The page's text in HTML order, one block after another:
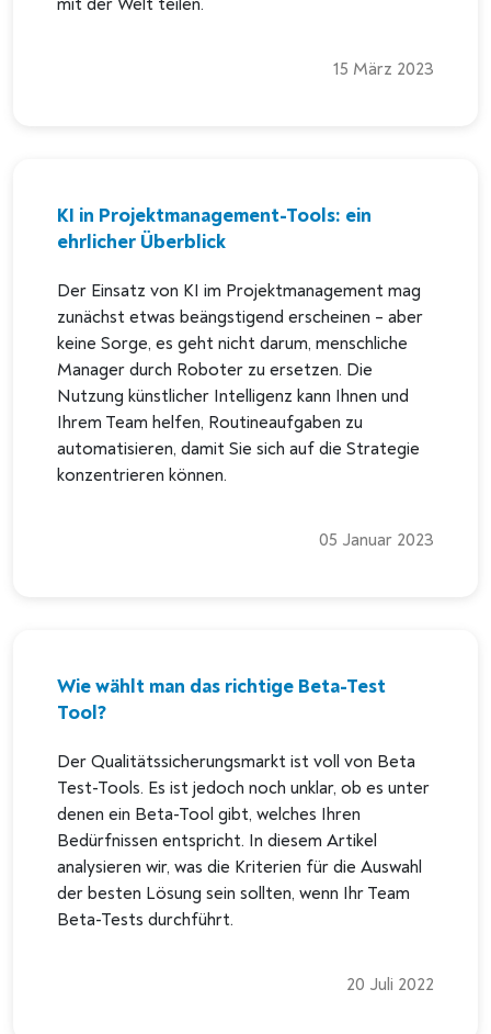
mit der Welt teilen.
15 März 2023
KI in Projektmanagement-Tools: ein
ehrlicher Überblick
Der Einsatz von KI im Projektmanagement mag
zunächst etwas beängstigend erscheinen – aber
keine Sorge, es geht nicht darum, menschliche
Manager durch Roboter zu ersetzen. Die
Nutzung künstlicher Intelligenz kann Ihnen und
Ihrem Team helfen, Routineaufgaben zu
automatisieren, damit Sie sich auf die Strategie
konzentrieren können.
05 Januar 2023
Wie wählt man das richtige Beta-Test
Tool?
Der Qualitätssicherungsmarkt ist voll von Beta
Test-Tools. Es ist jedoch noch unklar, ob es unter
denen ein Beta-Tool gibt, welches Ihren
Bedürfnissen entspricht. In diesem Artikel
analysieren wir, was die Kriterien für die Auswahl
der besten Lösung sein sollten, wenn Ihr Team
Beta-Tests durchführt.
20 Juli 2022